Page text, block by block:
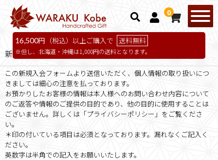
16,500円（税込）以上ご購入で 送料無料
但し、北海道・沖縄は1,000円の送料となります。
0
新規入会フォーム
この新規入会フォームより送信いただく、個人情報の取り扱いにつ
きましては細心の注意を払っております。
お預かりしたお客様の情報は本人様へのお問い合わせ内容について
のご返答や情報のご提供の目的であり、他の目的に使用することは
ございません。詳しくは「プライバシーポリシー」をご覧くださ
い。
＊印の付いている項目は必須となっております。漏れなくご記入く
ださい。
英数字は半角での記入をお願いいたします。